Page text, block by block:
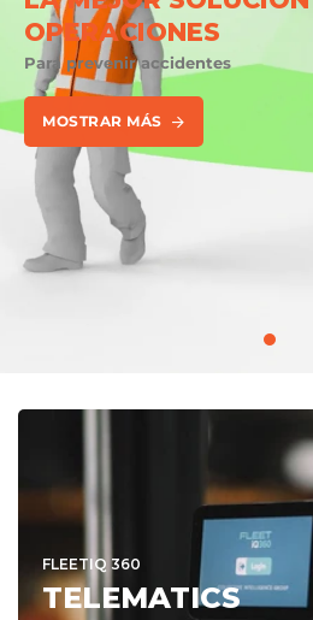
OPERACIONES
Para prevenir accidentes
MOSTRAR MÁS
FLEETIQ 360
TELEMATICS